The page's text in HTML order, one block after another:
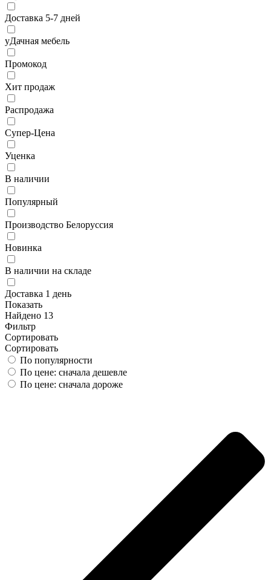
Доставка 5-7 дней
уДачная мебель
Промокод
Хит продаж
Распродажа
Супер-Цена
Уценка
В наличии
Популярный
Производство Белоруссия
Новинка
В наличии на складе
Доставка 1 день
Показать
Найдено 13
Фильтр
Сортировать
Сортировать
По популярности
По цене: сначала дешевле
По цене: сначала дороже